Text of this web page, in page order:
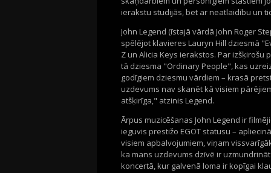
ierakstu studijās, bet ar neatlaidību un
John Legend (īstajā vārdā John Roger
spēlējotklavieres Lauryn Hill dziesmā "
Zun Alicia Keys ierakstos. Par izšķirošu
tā dziesma "OrdinaryPeople", kas uzre
godīgiem dziesmu vārdiem – krasā
uzdevums nav skanēt kā visiem
atšķirīga," atzinis Legend.
Ārpus muzicēšanas John Legend ir
ieguvis prestižo EGOT statusu –
visiem apbalvojumiem, viņam
ka mans uzdevums dzīvē ir
koncertā, kur galvenā loma ir kopīgai